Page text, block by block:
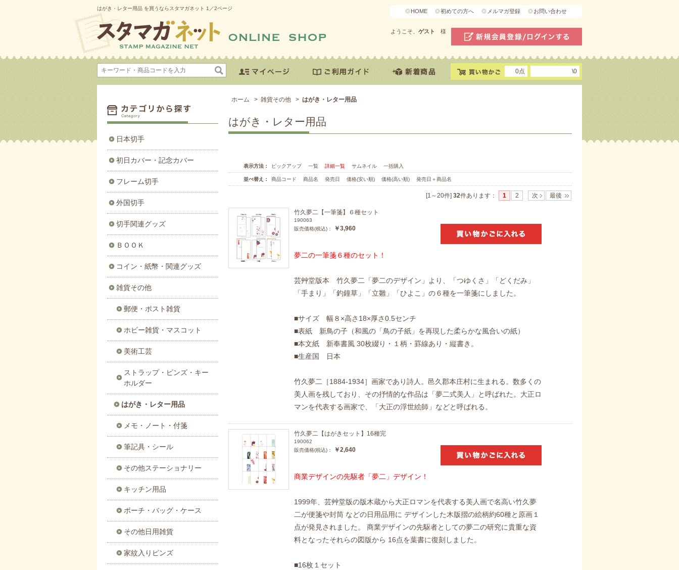
はがき・レター用品 を買うならスタマガネット 1／2ページ HOME 初めての方へ メルマガ登録 お問い合わせ
ようこそ、 ゲスト 様
0点 \0
ホーム > 雑貨その他 > はがき・レター用品
はがき・レター用品
表示方法： ピックアップ 一覧 詳細一覧 サムネイル 一括購入
並べ替え： 商品コード 商品名 発売日 価格(安い順) 価格(高い順) 発売日＋商品名
[1～20件] 32件あります ： 1 2 次 最後
竹久夢二【一筆箋】６種セット
190063
販売価格(税込)：
￥3,960
夢二の一筆箋６種のセット！
芸艸堂版本 竹久夢二「夢二のデザイン」より、「つゆくさ」「どくだみ」
「手まり」「釣鐘草」「立雛」「ひよこ」の６種を一筆箋にしました。
■サイズ 幅８×高さ18×厚さ0.5センチ
■表紙 新鳥の子（和風の「鳥の子紙」を再現した柔らかな風合いの紙）
■本文紙 新奉書風 30枚綴り・１柄・罫線あり・縦書き。
■生産国 日本
竹久夢二［1884-1934］画家であり詩人。邑久郡本庄村に生まれる。数多くの
美人画を残しており、その抒情的な作品は「夢二式美人」と呼ばれた。大正ロ
マンを代表する画家で、「大正の浮世絵師」などと呼ばれる。
竹久夢二【はがきセット】16種完
190062
販売価格(税込)：
￥2,640
商業デザインの先駆者「夢二」デザイン！
1999年、芸艸堂版の版木蔵から大正ロマンを代表する美人画で名高い竹久夢
二が便箋や封筒 などの日用品用に デザインした木版摺の絵柄約60種と原画１
点が発見されました。 商業デザインの先駆者としての夢二の研究に貴重な資
料となったそれらの図版から 16点を葉書に復刻しました。
■16枚１セット
日本切手
初日カバー・記念カバー
フレーム切手
外国切手
切手関連グッズ
ＢＯＯＫ
コイン・紙幣・関連グッズ
雑貨その他
郵便・ポスト雑貨
ホビー雑貨・マスコット
美術工芸
ストラップ・ピンズ・キー
ホルダー
はがき・レター用品
メモ・ノート・付箋
筆記具・シール
その他ステーショナリー
キッチン用品
ポーチ・バッグ・ケース
その他日用雑貨
家紋入りピンズ